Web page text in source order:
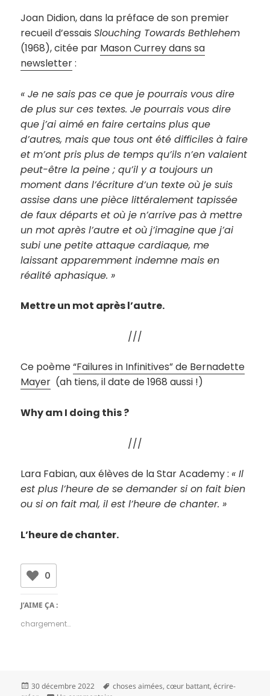
Joan Didion, dans la préface de son premier
recueil d’essaisSlouching Towards Bethlehem
(1968), citée par Mason Currey dans sa
newsletter:
« Je ne sais pas ce que je pourrais vous dire
de plus sur ces textes. Je pourrais vous dire
que j’ai aimé en faire certains plus que
d’autres, mais que tous ont été difficiles à faire
et m’ont pris plus de temps qu’ils n’en valaient
peut-être la peine ; qu’il y a toujours un
moment dans l’écriture d’un texte où je suis
assise dans une pièce littéralement tapissée
de faux départs et où je n’arrive pas à mettre
un mot après l’autre et où j’imagine que j’ai
subi une petite attaque cardiaque, me
laissant apparemment indemne mais en
réalité aphasique. »
Mettre un mot après l’autre.
///
Ce poème“Failures in Infinitives” de Bernadette
Mayer (ah tiens, il date de 1968 aussi !)
Why am I doing this ?
///
Lara Fabian, aux élèves de la Star Academy : « Il
est plus l’heure de se demander si on fait bien
ou si on fait mal, il est l’heure de chanter. »
L’heure de chanter.
0
J’AIME ÇA :
chargement…
Publié
30 décembre 2022
Mots-
choses aimées,cœur battant,écrire-